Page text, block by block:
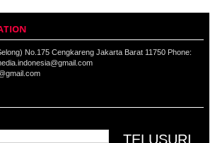
No.175 Cengkareng Jakarta Barat 11750 Phone: